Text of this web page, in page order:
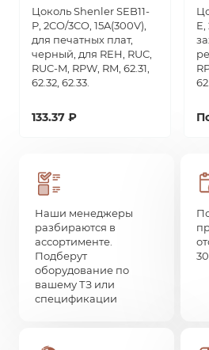
Цоколь Shenler SEB11-
P, 2CO/3CO, 15A(300V),
для печатных плат,
черный, для REH, RUC,
RUC-M, RPW, RM, 62.31,
62.32, 62.33.
133.37 ₽
Наши менеджеры
разбираются в
ассортименте.
Подберут
оборудование по
вашему ТЗ или
спецификации